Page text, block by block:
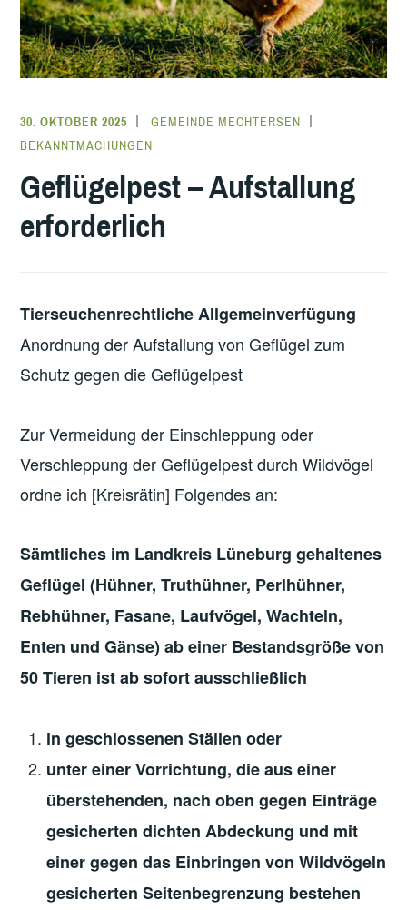
30. OKTOBER 2025
GEMEINDE MECHTERSEN
BEKANNTMACHUNGEN
Geflügelpest – Aufstallung
erforderlich
Tierseuchenrechtliche Allgemeinverfügung
Anordnung der Aufstallung von Geflügel zum
Schutz gegen die Geflügelpest
Zur Vermeidung der Einschleppung oder
Verschleppung der Geflügelpest durch Wildvögel
ordne ich [Kreisrätin] Folgendes an:
Sämtliches im Landkreis Lüneburg gehaltenes
Geflügel (Hühner, Truthühner, Perlhühner,
Rebhühner, Fasane, Laufvögel, Wachteln,
Enten und Gänse) ab einer Bestandsgröße von
50 Tieren ist ab sofort ausschließlich
in geschlossenen Ställen oder
unter einer Vorrichtung, die aus einer
überstehenden, nach oben gegen Einträge
gesicherten dichten Abdeckung und mit
einer gegen das Einbringen von Wildvögeln
gesicherten Seitenbegrenzung bestehen